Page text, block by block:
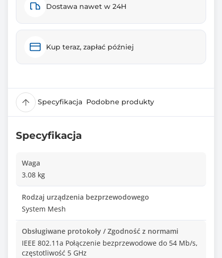
Dostawa nawet w 24H
Kup teraz, zapłać później
Specyfikacja Podobne produkty
Specyfikacja
Waga
3.08 kg
Rodzaj urządzenia bezprzewodowego
System Mesh
Obsługiwane protokoły / Zgodność z normami
IEEE 802.11a Połączenie bezprzewodowe do 54 Mb/s,
częstotliwość 5 GHz